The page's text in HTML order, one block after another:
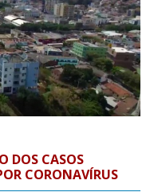
DOS CASOS
CORONAVÍRUS